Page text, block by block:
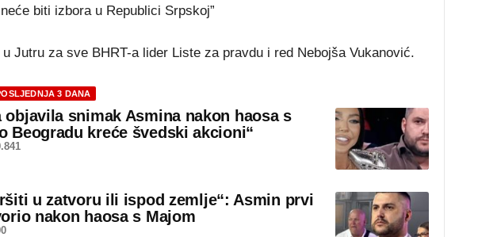
biti izbora u Republici Srpskoj”
Jutru za sve BHRT-a lider Liste za pravdu i red Nebojša Vukanović.
3 DANA
objavila snimak Asmina nakon haosa s
Beogradu kreće švedski akcioni“
u zatvoru ili ispod zemlje“: Asmin prvi
nakon haosa s Majom